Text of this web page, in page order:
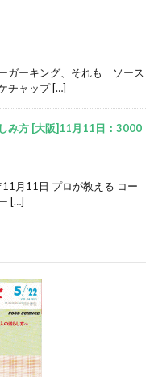
ガーキング、それも ソース
チャップ […]
み方 [大阪]11月11日：3000
月11日 プロが教える コー
[…]